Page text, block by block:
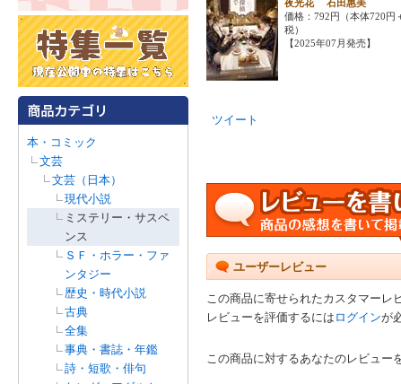
本・コミック
文芸
文芸（日本）
現代小説
ミステリー・サスペ
ンス
ＳＦ・ホラー・ファ
ンタジー
歴史・時代小説
古典
全集
事典・書誌・年鑑
詩・短歌・俳句
夜光花 石田惠美
価格：792円（本体720円
税）
【2025年07月発売】
ツイート
ユーザーレビュー
この商品に寄せられたカスタマーレ
レビューを評価するには ログインが
この商品に対するあなたのレビュー